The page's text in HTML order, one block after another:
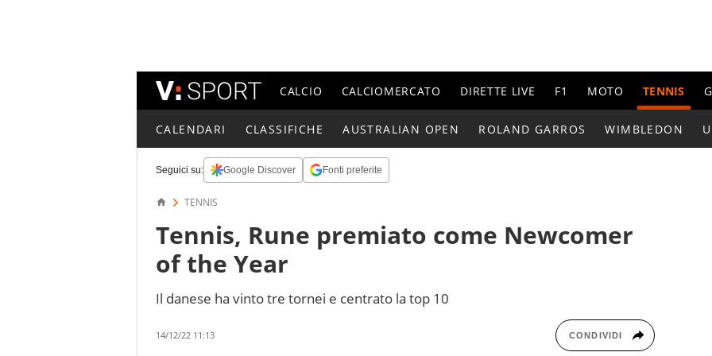
CALCIO CALCIOMERCATO DIRETTE LIVE F1 MOTO TENNIS
CALENDARI CLASSIFICHE AUSTRALIAN OPEN ROLAND GARROS WIMBLEDON
Seguici su: Google Discover Fonti preferite
TENNIS
Tennis, Rune premiato come Newcomer
of the Year
Il danese ha vinto tre tornei e centrato la top 10
14/12/22 11:13 CONDIVIDI